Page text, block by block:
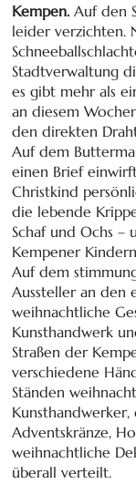
Kempen. Auf den
leider verzichten.
Stadtverwaltung
es gibt mehr als
an diesem
den direkten
Auf dem
einen Brief
Christkind
die lebende
Schaf und Ochs –
Kempener
Auf dem
Aussteller an den
weihnachtliche
Kunsthandwerk
Straßen der
verschiedene
Ständen
Adventskränze,
weihnachtliche
überall verteilt.